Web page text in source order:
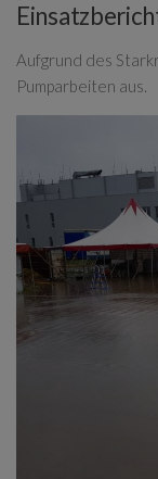
Aufgrund des
Pumparbeiten aus.